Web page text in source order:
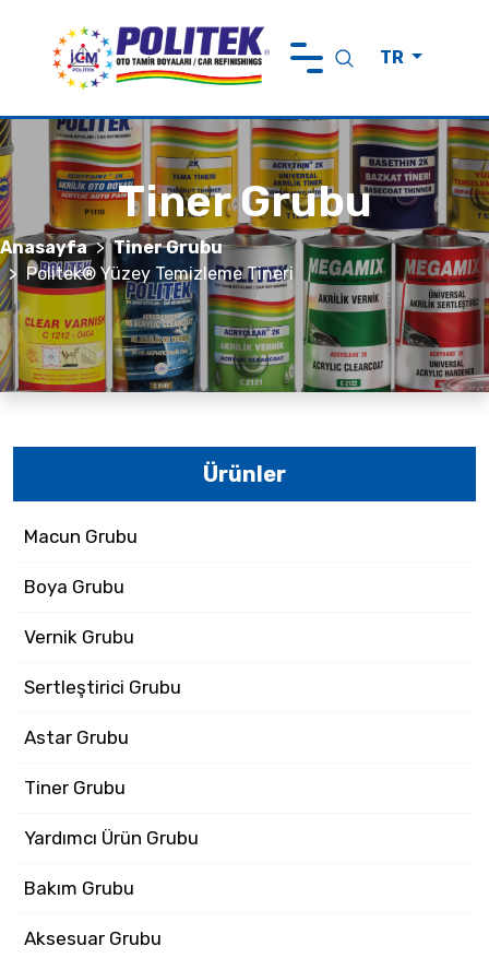
TR
Anasayfa
Politek Hakkında
Ürünler
Markalarımız
Sürdürülebilirlik
Haberler ve Görüşler
İletişim
Tiner Grubu
Anasayfa
Tiner Grubu
Politek® Yüzey Temizleme Tineri
Ürünler
Macun Grubu
Boya Grubu
Vernik Grubu
Sertleştirici Grubu
Astar Grubu
Tiner Grubu
Yardımcı Ürün Grubu
Bakım Grubu
Aksesuar Grubu